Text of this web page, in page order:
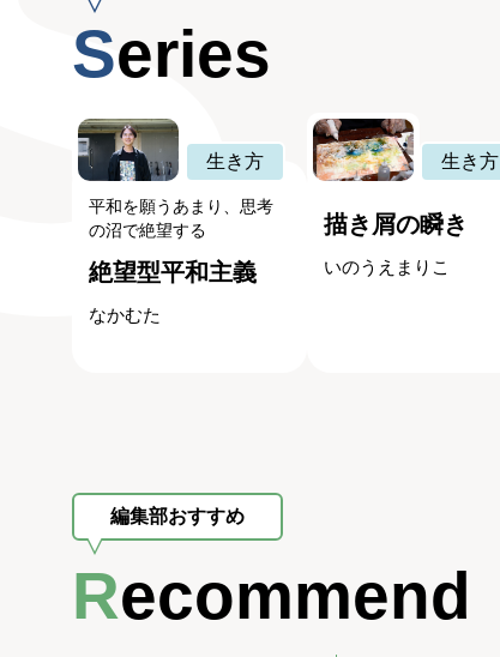
Series
生き方
平和を願うあまり、思考
の沼で絶望する
絶望型平和主義
なかむた
生き方
描き屑の瞬き
いのうえまりこ
編集部おすすめ
Recommend